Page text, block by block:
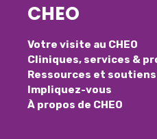
CHEO
Votre visite au CHEO
Cliniques, services &
Ressources et soutiens
Impliquez-vous
À propos de CHEO